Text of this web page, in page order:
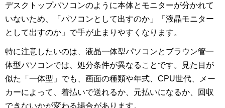
デスクトップパソコンのように本体とモニターが分かれて
いないため、「パソコンとして出すのか」「液晶モニター
として出すのか」で手が止まりやすくなります。
特に注意したいのは、液晶一体型パソコンとブラウン管一
体型パソコンでは、処分条件が異なることです。見た目が
似た「一体型」でも、画面の種類や年式、CPU世代、メー
カーによって、着払いで送れるか、元払いになるか、回収
できないかが変わる場合があります。